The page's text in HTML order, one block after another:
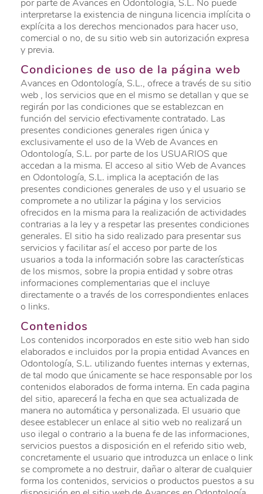
por parte de Avances en Odontología, S.L. No puede
interpretarse la existencia de ninguna licencia implícita o
explícita a los derechos mencionados para hacer uso,
comercial o no, de su sitio web sin autorización expresa
y previa.
Condiciones de uso de la página web
Avances en Odontología, S.L., ofrece a través de su sitio
web , los servicios que en el mismo se detallan y que se
regirán por las condiciones que se establezcan en
función del servicio efectivamente contratado. Las
presentes condiciones generales rigen única y
exclusivamente el uso de la Web de Avances en
Odontología, S.L. por parte de los USUARIOS que
accedan a la misma. El acceso al sitio Web de Avances
en Odontología, S.L. implica la aceptación de las
presentes condiciones generales de uso y el usuario se
compromete a no utilizar la página y los servicios
ofrecidos en la misma para la realización de actividades
contrarias a la ley y a respetar las presentes condiciones
generales. El sitio ha sido realizado para presentar sus
servicios y facilitar así el acceso por parte de los
usuarios a toda la información sobre las características
de los mismos, sobre la propia entidad y sobre otras
informaciones complementarias que el incluye
directamente o a través de los correspondientes enlaces
o links.
Contenidos
Los contenidos incorporados en este sitio web han sido
elaborados e incluidos por la propia entidad Avances en
Odontología, S.L. utilizando fuentes internas y externas,
de tal modo que únicamente se hace responsable por los
contenidos elaborados de forma interna. En cada pagina
del sitio, aparecerá la fecha en que sea actualizada de
manera no automática y personalizada. El usuario que
desee establecer un enlace al sitio web no realizará un
uso ilegal o contrario a la buena fe de las informaciones,
servicios puestos a disposición en el referido sitio web,
concretamente el usuario que introduzca un enlace o link
se compromete a no destruir, dañar o alterar de cualquier
forma los contenidos, servicios o productos puestos a su